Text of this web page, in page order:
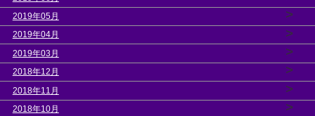
2019年05月 >
2019年04月 >
2019年03月 >
2018年12月 >
2018年11月 >
2018年10月 >